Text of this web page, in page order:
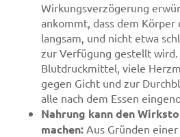
Wirkungsverzögerung
ankommt, dass dem
langsam, und nicht etwa
zur Verfügung gestellt
Blutdruckmittel, viele
gegen Gicht und zur
alle nach dem Essen
Nahrung kann den
machen: Aus Gründen